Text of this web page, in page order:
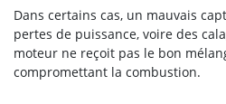
Dans certains cas, un mauvais
pertes de puissance, voire des
moteur ne reçoit pas le bon
compromettant la combustion.